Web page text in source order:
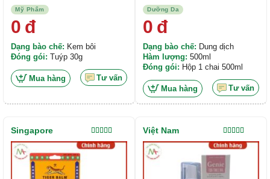
Mỹ Phẩm
Feet 30g
0 đ
Dạng bào chế: Kem bôi
Đóng gói: Tuýp 30g
Mua hàng Tư vấn
Dưỡng Da
Water Witch Hazel
500ml
0 đ
Dạng bào chế: Dung dịch
Hàm lượng: 500ml
Đóng gói: Hộp 1 chai 500ml
Mua hàng Tư vấn
Được xếp
hạng4.00
Singapore
Được xếp
hạng5.00
sao
Việt Nam